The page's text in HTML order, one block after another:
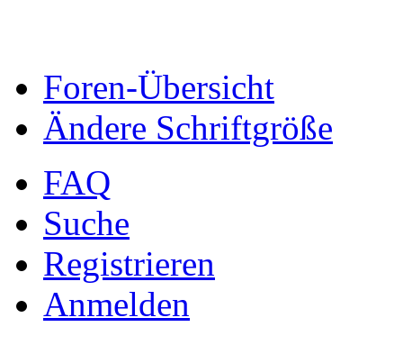
Foren-Übersicht
Ändere Schriftgröße
FAQ
Suche
Registrieren
Anmelden